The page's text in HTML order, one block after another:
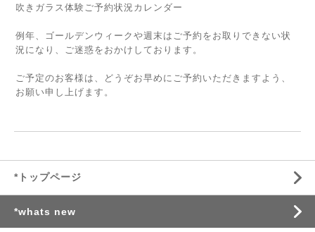
吹きガラス体験ご予約状況カレンダー
例年、ゴールデンウィークや週末はご予約をお取りできない状
況になり、ご迷惑をおかけしております。
ご予定のお客様は、どうぞお早めにご予約いただきますよう、
お願い申し上げます。
*トップページ
*whats new